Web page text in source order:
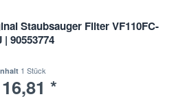
Staubsauger Filter VF110FC-
| 90553774
1 Stück
*